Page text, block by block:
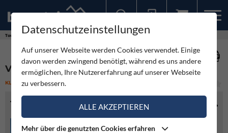
Touren
VRBANOVA ŠPICA-KLETTERSTEIG
KLETTERSTEIG MITTEL
TOURENINFO
Datenschutzeinstellungen
Auf unserer Webseite werden Cookies verwendet. Einige
davon werden zwingend benötigt, während es uns andere
ermöglichen, Ihre Nutzererfahrung auf unserer Webseite
zu verbessern.
ALLE AKZEPTIEREN
Mehr über die genutzten Cookies erfahren